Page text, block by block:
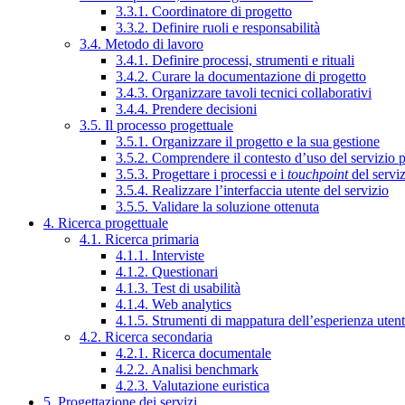
3.3.1. Coordinatore di progetto
3.3.2. Definire ruoli e responsabilità
3.4. Metodo di lavoro
3.4.1. Definire processi, strumenti e rituali
3.4.2. Curare la documentazione di progetto
3.4.3. Organizzare tavoli tecnici collaborativi
3.4.4. Prendere decisioni
3.5. Il processo progettuale
3.5.1. Organizzare il progetto e la sua gestione
3.5.2. Comprendere il contesto d’uso del servizio
3.5.3. Progettare i processi e i touchpointdel
3.5.4. Realizzare l’interfaccia utente del servizio
3.5.5. Validare la soluzione ottenuta
4. Ricerca progettuale
4.1. Ricerca primaria
4.1.1. Interviste
4.1.2. Questionari
4.1.3. Test di usabilità
4.1.4. Web analytics
4.1.5. Strumenti di mappatura dell’esperienza
4.2. Ricerca secondaria
4.2.1. Ricerca documentale
4.2.2. Analisi benchmark
4.2.3. Valutazione euristica
5. Progettazione dei servizi